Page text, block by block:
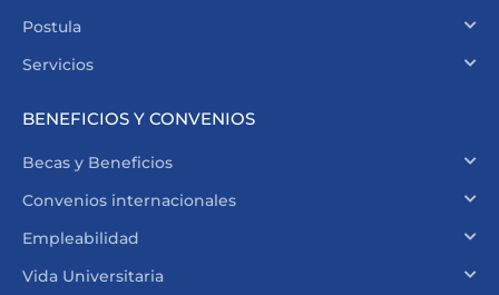
Postula
Servicios
BENEFICIOS Y CONVENIOS
Becas y Beneficios
Convenios internacionales
Empleabilidad
Vida Universitaria